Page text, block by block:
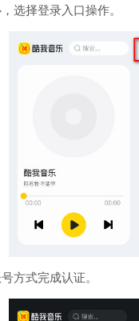
选择登录入口操作。
方式完成认证。